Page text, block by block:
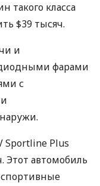
такого класса
$39 тысяч.
и
фарами
с
Sportline Plus
Этот автомобиль
спортивные